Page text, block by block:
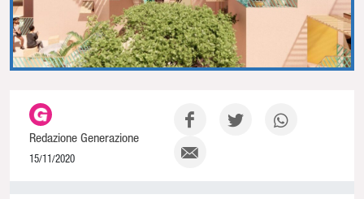
Redazione Generazione
15/11/2020